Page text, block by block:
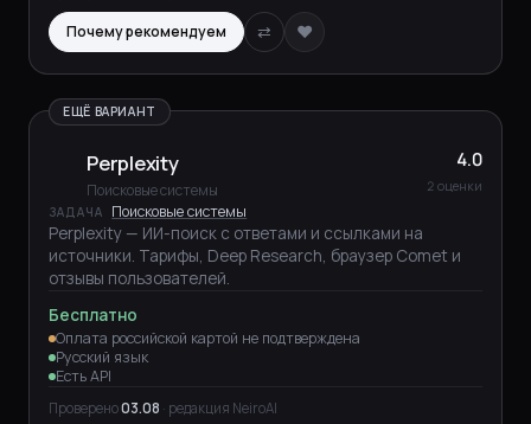
Почему рекомендуем ⇄ ♥
ЕЩЁ ВАРИАНТ
Perplexity
Поисковые системы
4.0
2 оценки
ЗАДАЧА
Поисковые системы
Perplexity — ИИ-поиск с ответами и ссылками на
источники. Тарифы, Deep Research, браузер Comet и
отзывы пользователей.
Бесплатно
Оплата российской картой не подтверждена
Русский язык
Есть API
Проверено03.08 · редакция NeiroAI